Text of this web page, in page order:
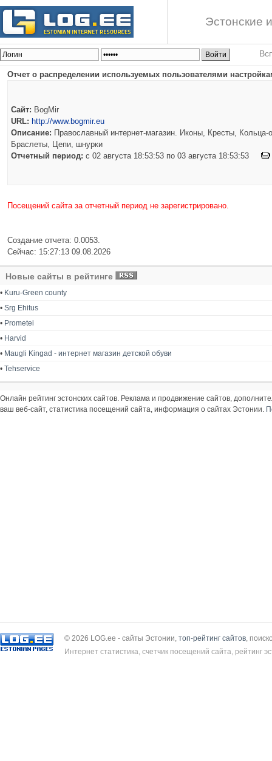
Эстонские
Отчет о распределении используемых пользователями
Сайт: BogMir
URL: http://www.bogmir.eu
Описание: Православный интернет-магазин. Иконы, Кресты, Кольца-
Браслеты, Цепи, шнурки
Отчетный период: c 02 августа 18:53:53 по 03 августа 18:53:53
Посещений сайта за отчетный период не зарегистрировано.
Создание отчета: 0.0053.
Сейчас: 15:27:13 09.08.2026
Новые сайты в рейтинге
• Kuru-Green county
• Srg Ehitus
• Prometei
• Harvid
• Maugli Kingad - интернет магазин детской обуви
• Tehservice
Онлайн рейтинг эстонских сайтов. Реклама и продвижение сайтов,
ваш веб-сайт, статистика посещений сайта, информация о сайтах Эстонии.
© 2026 LOG.ee - сайты Эстонии, топ-рейтинг сайтов ,
Интернет статистика, счетчик посещений сайта, рейтинг